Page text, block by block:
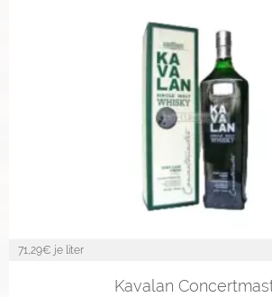
71,29€ je liter
Kavalan